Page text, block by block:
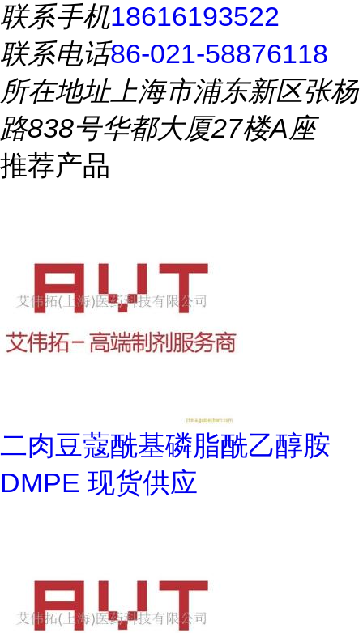
联系手机18616193522
联系电话86-021-58876118
所在地址上海市浦东新区张杨
路838号华都大厦27楼A座
推荐产品
二肉豆蔻酰基磷脂酰乙醇胺
DMPE 现货供应